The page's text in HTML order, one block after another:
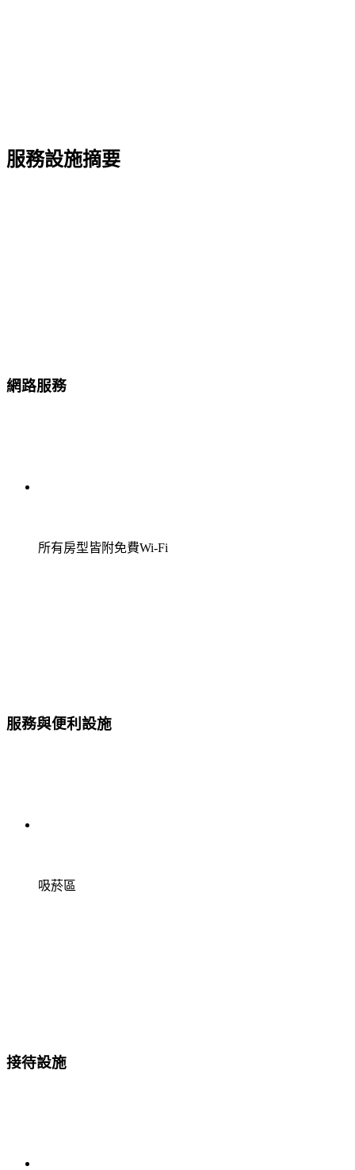
服務設施摘要
網路服務
所有房型皆附免費Wi-Fi
服務與便利設施
吸菸區
接待設施